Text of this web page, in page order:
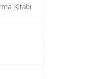
Kitabı